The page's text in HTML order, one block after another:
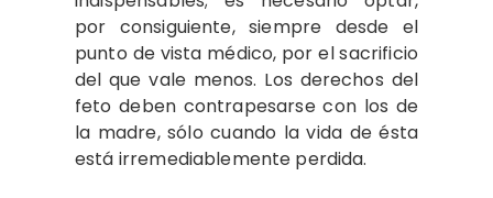
por consiguiente, siempre desde el
punto de vista médico, por el sacrificio
del que vale menos. Los derechos del
feto deben contrapesarse con los de
la madre, sólo cuando la vida de ésta
está irremediablemente perdida.